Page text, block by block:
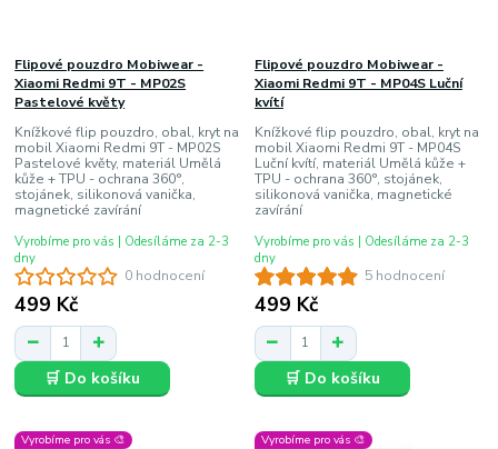
0 hodnocení
Flipové pouzdro Mobiwear -
Xiaomi Redmi 9T - MP02S
Pastelové květy
Knížkové flip pouzdro, obal, kryt na
mobil Xiaomi Redmi 9T - MP02S
Pastelové květy, materiál Umělá
kůže + TPU - ochrana 360°,
stojánek, silikonová vanička,
magnetické zavírání
499 Kč
Vyrobíme pro vás | Odesíláme za 2-3
dny
🛒 Do košíku
5 hodnocení
Flipové pouzdro Mobiwear -
Xiaomi Redmi 9T - MP04S Luční
kvítí
Knížkové flip pouzdro, obal, kryt na
mobil Xiaomi Redmi 9T - MP04S
Luční kvítí, materiál Umělá kůže +
TPU - ochrana 360°, stojánek,
silikonová vanička, magnetické
zavírání
499 Kč
Vyrobíme pro vás | Odesíláme za 2-3
dny
🛒 Do košíku
Vyrobíme pro vás 🎨 Vyrobíme pro vás 🎨